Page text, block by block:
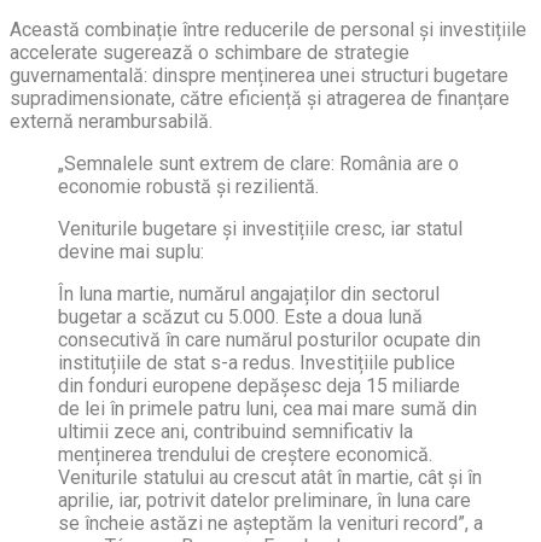
Această combinație între reducerile de personal și investițiile
accelerate sugerează o schimbare de strategie
guvernamentală: dinspre menținerea unei structuri bugetare
supradimensionate, către eficiență și atragerea de finanțare
externă nerambursabilă.
„Semnalele sunt extrem de clare: România are o
economie robustă și rezilientă.
Veniturile bugetare și investițiile cresc, iar statul
devine mai suplu:
În luna martie, numărul angajaților din sectorul
bugetar a scăzut cu 5.000. Este a doua lună
consecutivă în care numărul posturilor ocupate din
instituțiile de stat s-a redus. Investițiile publice
din fonduri europene depășesc deja 15 miliarde
de lei în primele patru luni, cea mai mare sumă din
ultimii zece ani, contribuind semnificativ la
menținerea trendului de creștere economică.
Veniturile statului au crescut atât în martie, cât și în
aprilie, iar, potrivit datelor preliminare, în luna care
se încheie astăzi ne așteptăm la venituri record”, a